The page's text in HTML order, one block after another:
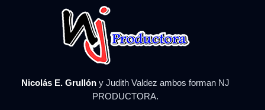
Nicolás E. Grullón y Judith Valdez ambos forman NJ
PRODUCTORA.